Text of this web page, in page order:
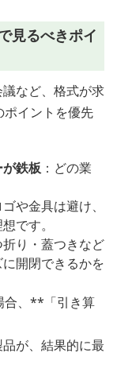
見るべきポイ
など、格式が求
イントを優先
鉄板 ：どの業
や金具は避け、
です。
折り・蓋つきなど
開閉できるかを
合、**「引き算
が、結果的に最